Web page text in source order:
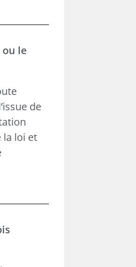
le
de
la loi et